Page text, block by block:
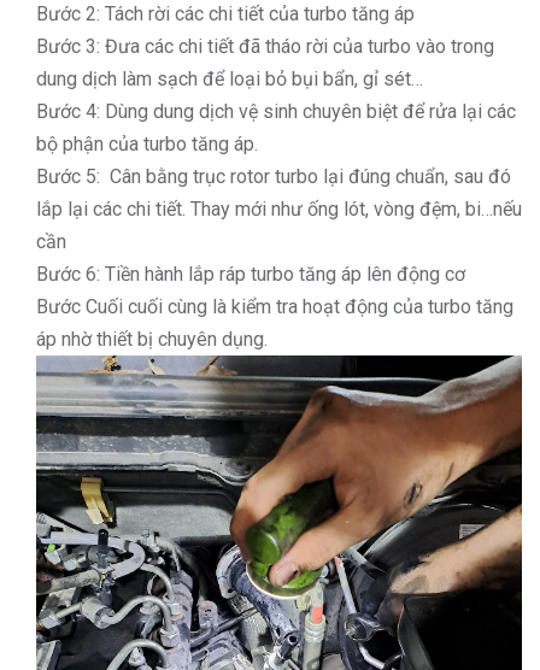
Bước 2: Tách rời các chi tiết của turbo tăng áp
Bước 3: Đưa các chi tiết đã tháo rời của turbo vào trong
dung dịch làm sạch để loại bỏ bụi bẩn, gỉ sét…
Bước 4: Dùng dung dịch vệ sinh chuyên biệt để rửa lại các
bộ phận của turbo tăng áp.
Bước 5: Cân bằng trục rotor turbo lại đúng chuẩn, sau đó
lắp lại các chi tiết. Thay mới như ống lót, vòng đệm, bi…nếu
cần
Bước 6: Tiền hành lắp ráp turbo tăng áp lên động cơ
Bước Cuối cuối cùng là kiểm tra hoạt động của turbo tăng
áp nhờ thiết bị chuyên dụng.